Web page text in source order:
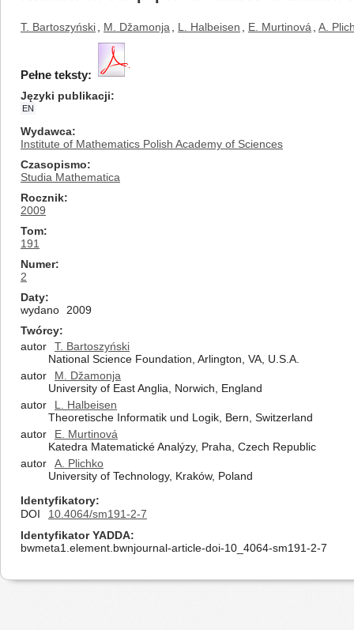
T. Bartoszyński M. Džamonja L. Halbeisen E. Murtinová A.
Pełne teksty:
Języki publikacji
EN
Wydawca
Institute of Mathematics Polish Academy of Sciences
Czasopismo
Studia Mathematica
Rocznik
2009
Tom
191
Numer
2
Daty
wydano
2009
Twórcy
autor
T. Bartoszyński
National Science Foundation, Arlington, VA, U.S.A.
autor
M. Džamonja
University of East Anglia, Norwich, England
autor
L. Halbeisen
Theoretische Informatik und Logik, Bern, Switzerland
autor
E. Murtinová
Katedra Matematické Analýzy, Praha, Czech Republic
autor
A. Plichko
University of Technology, Kraków, Poland
Identyfikatory
DOI
10.4064/sm191-2-7
Identyfikator YADDA
bwmeta1.element.bwnjournal-article-doi-10_4064-sm191-2-7